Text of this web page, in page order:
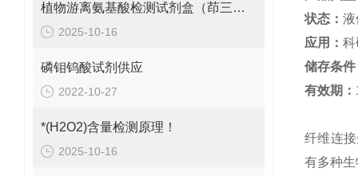
植物游离氨基酸检测试剂盒（茚三酮法）检测原理
2025-10-16
磷钼钨酸试剂供应
2022-10-27
*(H2O2)含量检测原理！
2025-10-16
状态： 液
应用： 科
储存条件
有效期：
纤维连
有多种